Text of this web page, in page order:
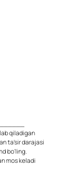
qiladigan
ta'sir darajasi
bo'ling.
mos keladi